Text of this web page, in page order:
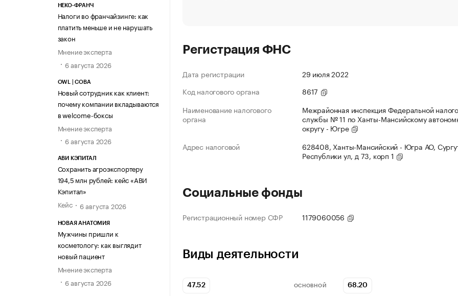
НЕКО-ФРАНЧ
Налоги во франчайзинге: как
платить меньше и не нарушать
закон
Мнение эксперта
6 августа 2026
OWL | СОВА
Новый сотрудник как клиент:
почему компании вкладываются
в welcome-боксы
Мнение эксперта
6 августа 2026
АВИ КЭПИТАЛ
Сохранить агроэкспортеру
194,5 млн рублей: кейс «АВИ
Кэпитал»
Кейс
6 августа 2026
НОВАЯ АНАТОМИЯ
Мужчины пришли к
косметологу: как выглядит
новый пациент
Мнение эксперта
6 августа 2026
Регистрация ФНС
Дата регистрации
29 июля 2022
Код налогового органа
8617
Наименование налогового
органа
Межрайонная инспекция Федеральной
службы № 11 по Ханты-Мансийскому
округу - Югре
Адрес налоговой
628408, Ханты-Мансийский - Югра АО,
Республики ул, д 73, корп 1
Социальные фонды
Регистрационный номер СФР 1179060056
Виды деятельности
47.52 ОСНОВНОЙ 68.20